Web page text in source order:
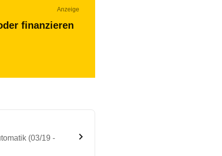
Anzeige
finanzieren
(03/19 -